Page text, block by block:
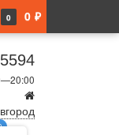
0 0 ₽